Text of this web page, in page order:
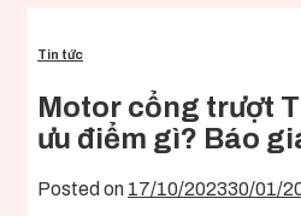
Tin tức
Motor cổng trượt
ưu điểm gì? Báo
Posted on 17/10/202330/01/